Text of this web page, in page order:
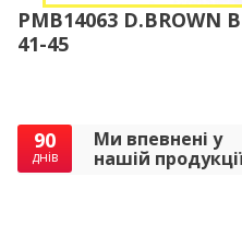
PMB14063 D.BROWN
41-45
90
днів
Ми впевнені у
нашій